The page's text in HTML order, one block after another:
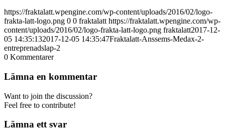
https://fraktalatt.wpengine.com/wp-content/uploads/2016/02/logo-
frakta-latt-logo.png 0 0 fraktalatt https://fraktalatt.wpengine.com/wp-
content/uploads/2016/02/logo-frakta-latt-logo.png fraktalatt2017-12-
05 14:35:132017-12-05 14:35:47Fraktalatt-Anssems-Medax-2-
entreprenadslap-2
0 Kommentarer
Lämna en kommentar
Want to join the discussion?
Feel free to contribute!
Lämna ett svar